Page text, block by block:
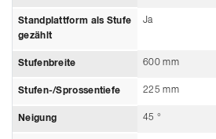
Standplattform als Stufe
gezählt
Ja
Stufenbreite 600 mm
Stufen-/Sprossentiefe 225 mm
Neigung 45 °